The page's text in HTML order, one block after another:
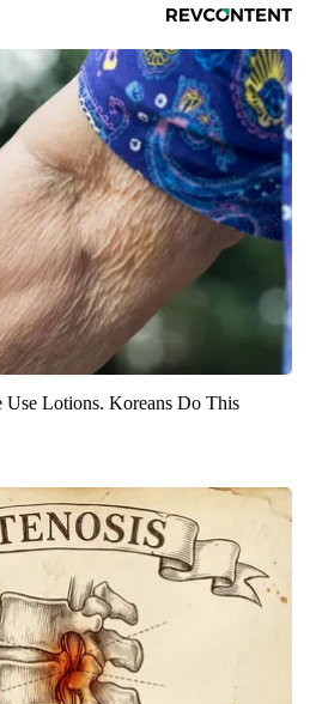
Use Lotions. Koreans Do This